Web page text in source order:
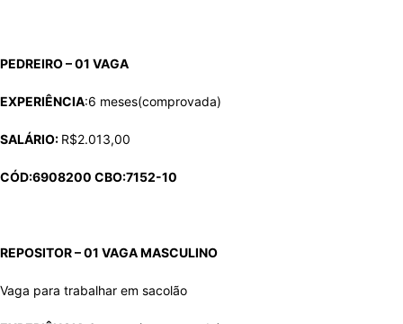
PEDREIRO – 01 VAGA
EXPERIÊNCIA:6 meses(comprovada)
SALÁRIO: R$2.013,00
CÓD:6908200 CBO:7152-10
REPOSITOR – 01 VAGA MASCULINO
Vaga para trabalhar em sacolão